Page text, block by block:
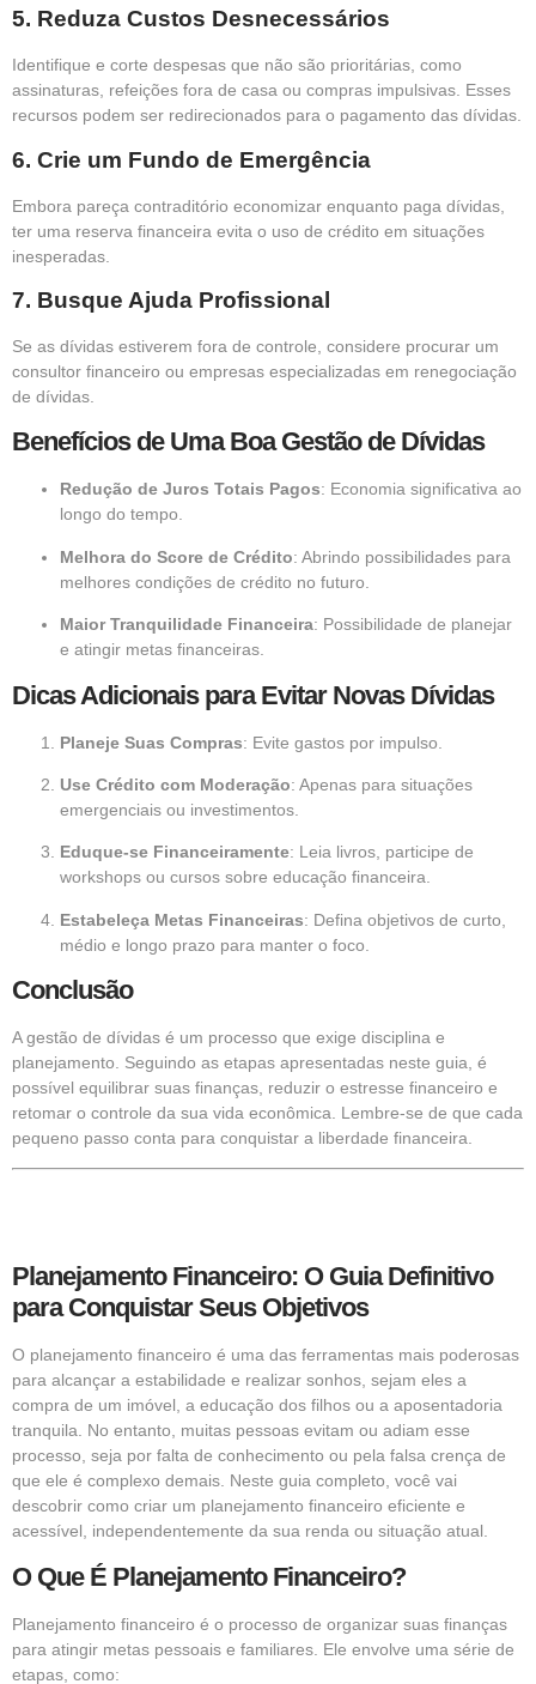
5. Reduza Custos Desnecessários
Identifique e corte despesas que não são prioritárias, como
assinaturas, refeições fora de casa ou compras impulsivas. Esses
recursos podem ser redirecionados para o pagamento das dívidas.
6. Crie um Fundo de Emergência
Embora pareça contraditório economizar enquanto paga dívidas,
ter uma reserva financeira evita o uso de crédito em situações
inesperadas.
7. Busque Ajuda Profissional
Se as dívidas estiverem fora de controle, considere procurar um
consultor financeiro ou empresas especializadas em renegociação
de dívidas.
Benefícios de Uma Boa Gestão de Dívidas
Redução de Juros Totais Pagos: Economia significativa ao
longo do tempo.
Melhora do Score de Crédito: Abrindo possibilidades para
melhores condições de crédito no futuro.
Maior Tranquilidade Financeira: Possibilidade de planejar
e atingir metas financeiras.
Dicas Adicionais para Evitar Novas Dívidas
Planeje Suas Compras: Evite gastos por impulso.
Use Crédito com Moderação: Apenas para situações
emergenciais ou investimentos.
Eduque-se Financeiramente: Leia livros, participe de
workshops ou cursos sobre educação financeira.
Estabeleça Metas Financeiras: Defina objetivos de curto,
médio e longo prazo para manter o foco.
Conclusão
A gestão de dívidas é um processo que exige disciplina e
planejamento. Seguindo as etapas apresentadas neste guia, é
possível equilibrar suas finanças, reduzir o estresse financeiro e
retomar o controle da sua vida econômica. Lembre-se de que cada
pequeno passo conta para conquistar a liberdade financeira.
Planejamento Financeiro: O Guia Definitivo
para Conquistar Seus Objetivos
O planejamento financeiro é uma das ferramentas mais poderosas
para alcançar a estabilidade e realizar sonhos, sejam eles a
compra de um imóvel, a educação dos filhos ou a aposentadoria
tranquila. No entanto, muitas pessoas evitam ou adiam esse
processo, seja por falta de conhecimento ou pela falsa crença de
que ele é complexo demais. Neste guia completo, você vai
descobrir como criar um planejamento financeiro eficiente e
acessível, independentemente da sua renda ou situação atual.
O Que É Planejamento Financeiro?
Planejamento financeiro é o processo de organizar suas finanças
para atingir metas pessoais e familiares. Ele envolve uma série de
etapas, como: